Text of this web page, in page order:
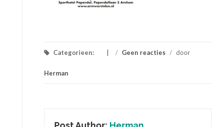
Categorieen: / Geen reacties / door
Herman